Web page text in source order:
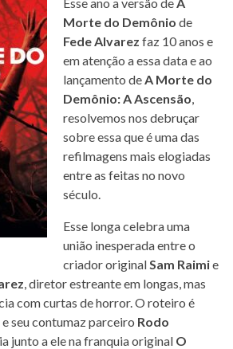
Morte do Demônio de
Fede Alvarez faz 10 anos e
em atenção a essa data e ao
lançamento deA Morte do
Demônio: A Ascensão,
resolvemos nos debruçar
sobre essa que é uma das
refilmagens mais elogiadas
entre as feitas no novo
século.
Esse longa celebra uma
união inesperada entre o
criador originalSam Raimie
, diretor estreante em longas, mas
com curtas de horror. O roteiro é
seu contumaz parceiro Rodo
junto a ele na franquia original O